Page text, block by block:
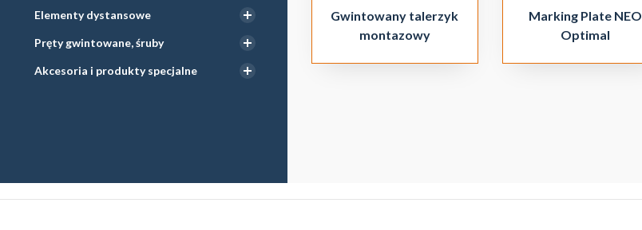
Elementy dystansowe
Pręty gwintowane, śruby
Akcesoria i produkty specjalne
Gwintowany talerzyk
montazowy
Marking Plate NEO
Optimal